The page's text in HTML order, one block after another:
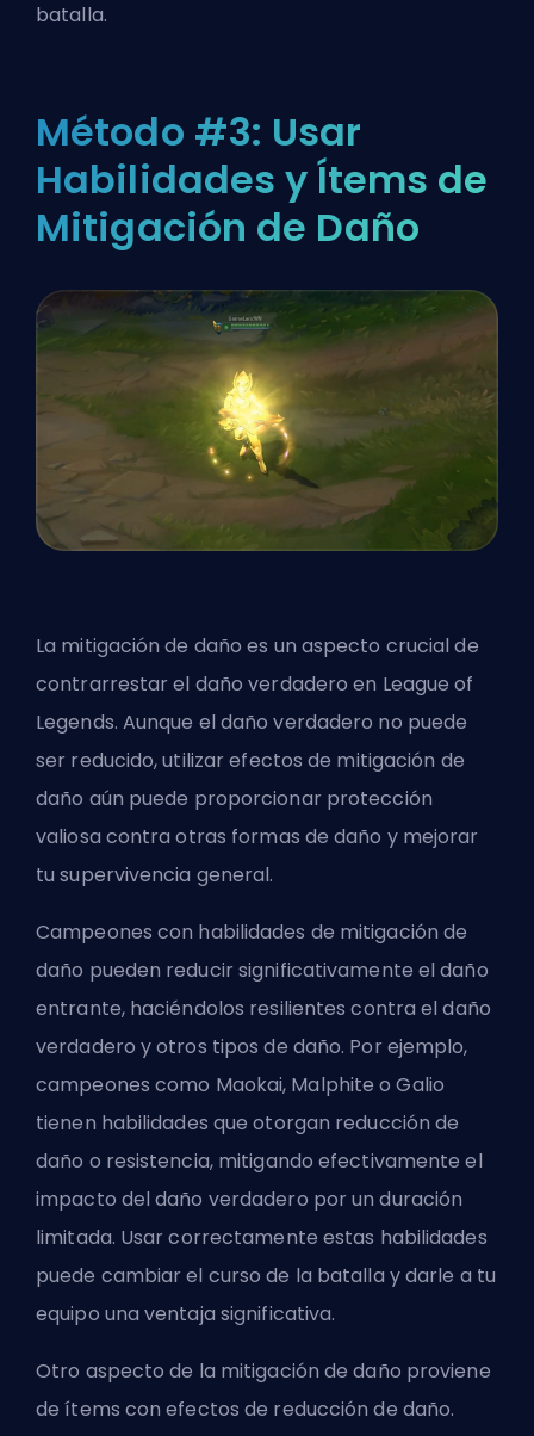
batalla.
Método #3: Usar
Habilidades y Ítems de
Mitigación de Daño
La mitigación de daño es un aspecto crucial de
contrarrestar el daño verdadero en League of
Legends. Aunque el daño verdadero no puede
ser reducido, utilizar efectos de mitigación de
daño aún puede proporcionar protección
valiosa contra otras formas de daño y mejorar
tu supervivencia general.
Campeones con habilidades de mitigación de
daño pueden reducir significativamente el daño
entrante, haciéndolos resilientes contra el daño
verdadero y otros tipos de daño. Por ejemplo,
campeones como Maokai, Malphite o Galio
tienen habilidades que otorgan reducción de
daño o resistencia, mitigando efectivamente el
impacto del daño verdadero por un duración
limitada. Usar correctamente estas habilidades
puede cambiar el curso de la batalla y darle a tu
equipo una ventaja significativa.
Otro aspecto de la mitigación de daño proviene
de ítems con efectos de reducción de daño.